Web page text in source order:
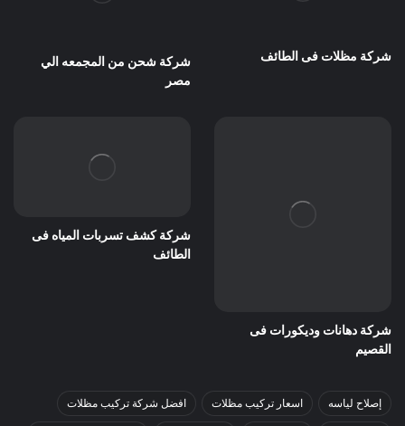
شركة مظلات فى الطائف
شركة شحن من المجمعه الي
مصر
شركة دهانات وديكورات فى
القصيم
شركة كشف تسربات المياه فى
الطائف
إصلاح لياسه اسعار تركيب مظلات افضل شركة تركيب مظلات